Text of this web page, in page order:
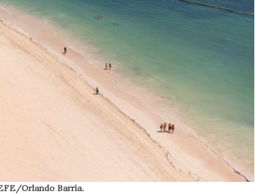
Orlando Barría.